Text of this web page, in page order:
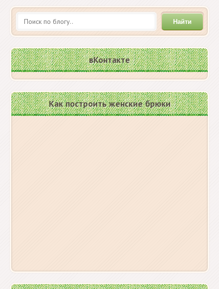
Найти
вКонтакте
Как построить женские брюки